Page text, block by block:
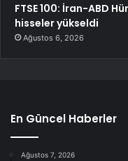
FTSE 100: İran-ABD
hisseler yükseldi
Ağustos 6, 2026
En Güncel Haberler
Ağustos 7, 2026